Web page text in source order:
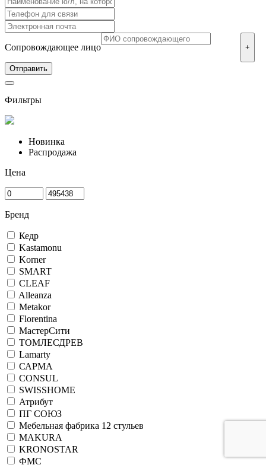
Сопровождающее лицо +
Фильтры
Новинка
Распродажа
Цена
Бренд
Кедр
Kastamonu
Korner
SMART
CLEAF
Alleanza
Metakor
Florentina
МастерСити
ТОМЛЕСДРЕВ
Lamarty
САРМА
CONSUL
SWISSHOME
Атрибут
ПГ СОЮЗ
Мебельная фабрика 12 стульев
MAKURA
KRONOSTAR
ФМС